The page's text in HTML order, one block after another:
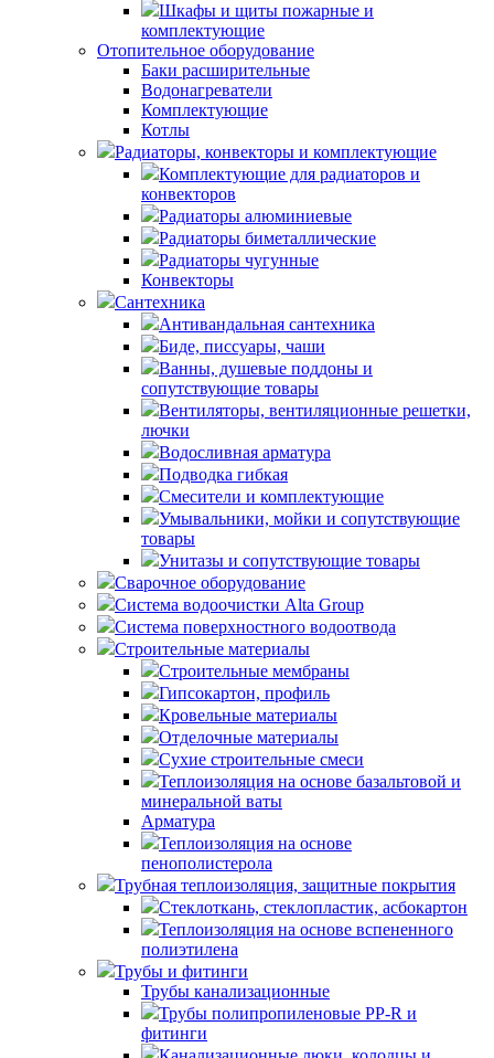
Шкафы и щиты пожарные и
комплектующие
Отопительное оборудование
Баки расширительные
Водонагреватели
Комплектующие
Котлы
Радиаторы, конвекторы и комплектующие
Комплектующие для радиаторов и
конвекторов
Радиаторы алюминиевые
Радиаторы биметаллические
Радиаторы чугунные
Конвекторы
Сантехника
Антивандальная сантехника
Биде, писсуары, чаши
Ванны, душевые поддоны и
сопутствующие товары
Вентиляторы, вентиляционные решетки,
лючки
Водосливная арматура
Подводка гибкая
Смесители и комплектующие
Умывальники, мойки и сопутствующие
товары
Унитазы и сопутствующие товары
Сварочное оборудование
Система водоочистки Alta Group
Система поверхностного водоотвода
Строительные материалы
Строительные мембраны
Гипсокартон, профиль
Кровельные материалы
Отделочные материалы
Сухие строительные смеси
Теплоизоляция на основе базальтовой и
минеральной ваты
Арматура
Теплоизоляция на основе
пенополистерола
Трубная теплоизоляция, защитные покрытия
Стеклоткань, стеклопластик, асбокартон
Теплоизоляция на основе вспененного
полиэтилена
Трубы и фитинги
Трубы канализационные
Трубы полипропиленовые PP-R и
фитинги